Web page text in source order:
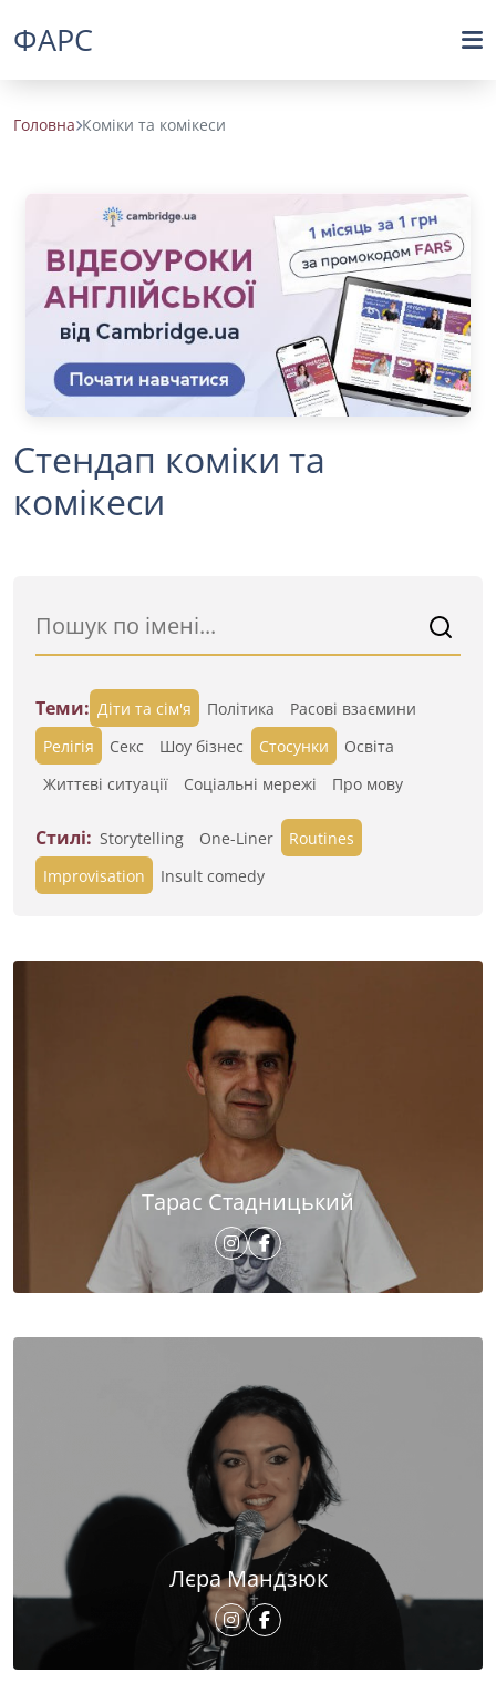
ФАРС
Головна Коміки та комікеси
Стендап коміки та
комікеси
Теми: Діти та сім'я Політика
Расові взаємини
Релігія
Секс Шоу бізнес Стосунки
Освіта
Життєві ситуації
Cоціальні мережі Про мову
Стилі: Storytelling One-Liner
Routines
Improvisation
Insult comedy
Тарас Стадницький
Лєра Мандзюк